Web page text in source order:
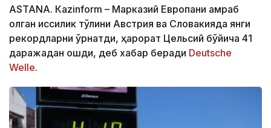
ASTANА. Кazinform – Марказий Европани қамраб
олган иссиқлик тўлқини Австрия ва Словакияда янги
рекордларни ўрнатди, ҳарорат Цельсий бўйича 41
даражадан ошди, деб хабар беради Deutsche
Welle.